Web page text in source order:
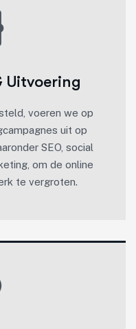
Uitvoering
voeren we op
uit op
SEO, social
om de online
te vergroten.